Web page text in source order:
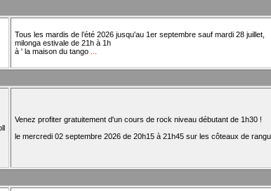
Tous les mardis de l’été 2026 jusqu'au 1er septembre sauf mardi 28 juillet,
milonga estivale de 21h à 1h
à ' la maison du tango
Venez profiter gratuitement d'un cours de rock niveau débutant de 1h30 !
le mercredi 02 septembre 2026 de 20h15 à 21h45 sur les côteaux de